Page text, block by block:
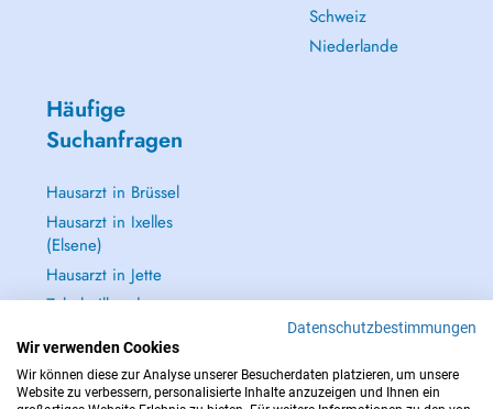
Schweiz
Niederlande
Häufige
Suchanfragen
Hausarzt in Brüssel
Hausarzt in Ixelles
(Elsene)
Hausarzt in Jette
Zahnheilkunde
Brüssel
Alle anzeigen →
Datenschutzbestimmungen
Wir verwenden Cookies
Wir können diese zur Analyse unserer Besucherdaten platzieren, um unsere
Website zu verbessern, personalisierte Inhalte anzuzeigen und Ihnen ein